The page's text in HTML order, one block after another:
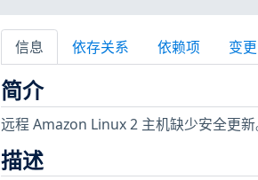
信息 依存关系 依赖项 变
简介
远程 Amazon Linux 2 主机缺少安全更新
描述